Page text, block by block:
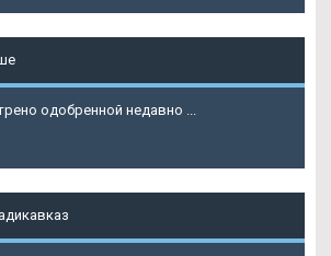
одобренной недавно ...